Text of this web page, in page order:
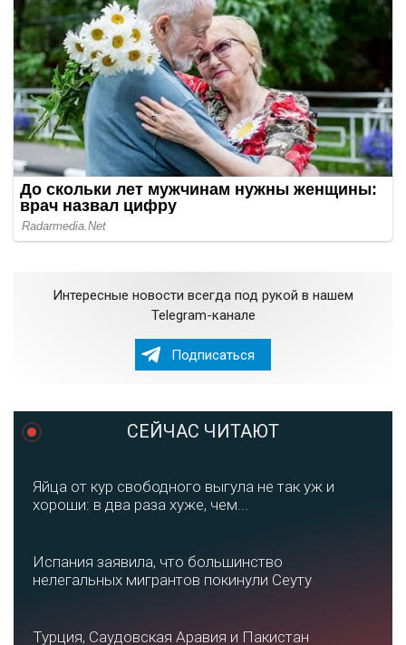
Интересные новости всегда под рукой в нашем
Telegram-канале
Подписаться
СЕЙЧАС ЧИТАЮТ
Яйца от кур свободного выгула не так уж и
хороши: в два раза хуже, чем...
Испания заявила, что большинство
нелегальных мигрантов покинули Сеуту
Турция, Саудовская Аравия и Пакистан